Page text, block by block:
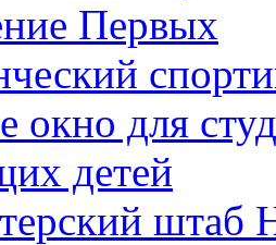
Первых
окно для
детей
штаб